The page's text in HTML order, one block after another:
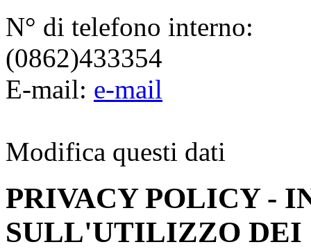
N° di telefono interno:
(0862)433354
E-mail: e-mail
Modifica questi dati
PRIVACY POLICY -
SULL'UTILIZZO DEI